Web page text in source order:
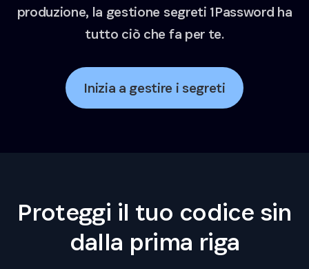
produzione, la gestione segreti 1Password ha
tutto ciò che fa per te.
Inizia a gestire i segreti
Proteggi il tuo codice sin
dalla prima riga